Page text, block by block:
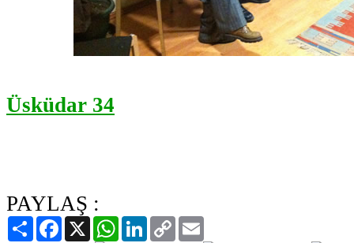
Üsküdar 34
PAYLAŞ :
PaylaşFacebook
X WhatsAppLinkedIn
Copy
Link